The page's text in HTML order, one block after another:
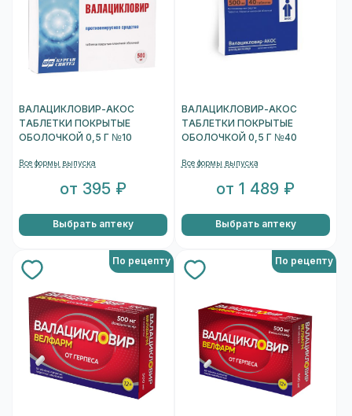
ВАЛАЦИКЛОВИР-АКОС
ТАБЛЕТКИ ПОКРЫТЫЕ
ОБОЛОЧКОЙ 0,5 Г №10
Все формы выпуска
от 395 ₽
Выбрать аптеку
ВАЛАЦИКЛОВИР-АКОС
ТАБЛЕТКИ ПОКРЫТЫЕ
ОБОЛОЧКОЙ 0,5 Г №40
Все формы выпуска
от 1 489 ₽
Выбрать аптеку
По рецепту По рецепту